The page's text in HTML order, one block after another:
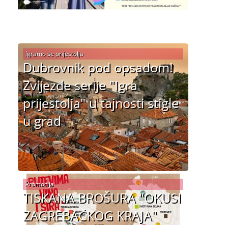
Dubrovnik pod opsadom!
Zvijezde serije "Igra
prijestolja" u tajnosti stigle
u grad
Igramo se prijestolja
TISKANA BROŠURA "OKUSI
ZAGREBAČKOG KRAJA"
Promocija